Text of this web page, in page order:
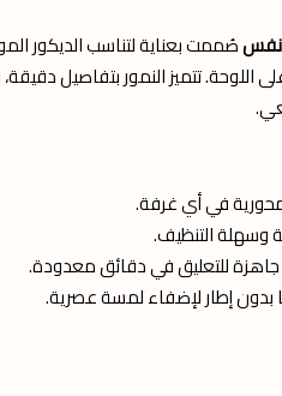
صُممت بعناية لتناسب الديكور
تتميز النمور بتفاصيل دقيقة،
في أي غرفة.
وسهلة التنظيف.
للتعليق في دقائق معدودة.
بدون إطار لإضفاء لمسة عصرية.